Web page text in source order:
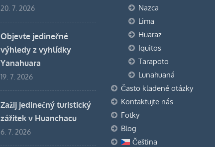
20. 7. 2026
Objevte jedinečné
výhledy z vyhlídky
Yanahuara
19. 7. 2026
Zažij jedinečný turistický
zážitek v Huanchacu
6. 7. 2026
Nazca
Lima
Huaraz
Iquitos
Tarapoto
Lunahuaná
Často kladené otázky
Kontaktujte nás
Fotky
Blog
Čeština